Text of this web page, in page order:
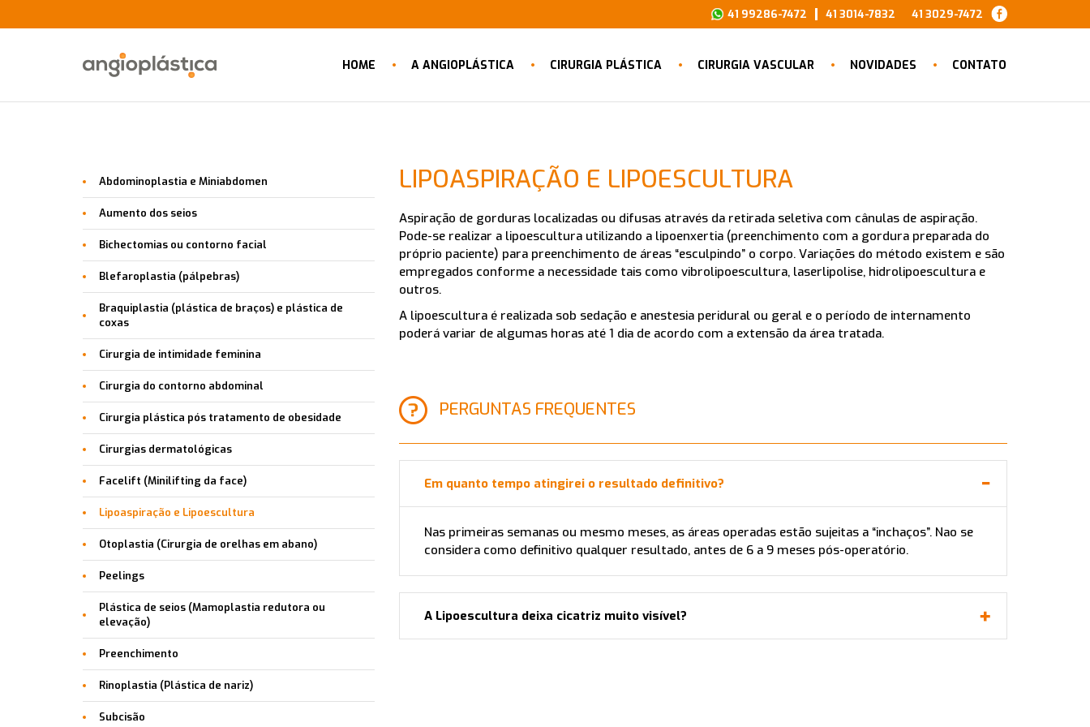
41 99286-7472 41 3014-7832 41 3029-7472
HOME A ANGIOPLÁSTICA CIRURGIA PLÁSTICA CIRURGIA VASCULAR NOVIDADES CONTATO
Abdominoplastia e Miniabdomen
Aumento dos seios
Bichectomias ou contorno facial
Blefaroplastia (pálpebras)
Braquiplastia (plástica de braços) e plástica de
coxas
Cirurgia de intimidade feminina
Cirurgia do contorno abdominal
Cirurgia plástica pós tratamento de obesidade
Cirurgias dermatológicas
Facelift (Minilifting da face)
Lipoaspiração e Lipoescultura
Otoplastia (Cirurgia de orelhas em abano)
Peelings
Plástica de seios (Mamoplastia redutora ou
elevação)
Preenchimento
Rinoplastia (Plástica de nariz)
Subcisão
LIPOASPIRAÇÃO E LIPOESCULTURA
Aspiração de gorduras localizadas ou difusas através da retirada seletiva com cânulas de aspiração.
Pode-se realizar a lipoescultura utilizando a lipoenxertia (preenchimento com a gordura preparada do
próprio paciente) para preenchimento de áreas “esculpindo” o corpo. Variações do método existem e são
empregados conforme a necessidade tais como vibrolipoescultura, laserlipolise, hidrolipoescultura e
outros.
A lipoescultura é realizada sob sedação e anestesia peridural ou geral e o período de internamento
poderá variar de algumas horas até 1 dia de acordo com a extensão da área tratada.
PERGUNTAS FREQUENTES
Em quanto tempo atingirei o resultado definitivo?
Nas primeiras semanas ou mesmo meses, as áreas operadas estão sujeitas a “inchaços”. Nao se
considera como definitivo qualquer resultado, antes de 6 a 9 meses pós-operatório.
A Lipoescultura deixa cicatriz muito visível?